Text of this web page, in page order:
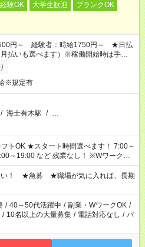
験OK 大学生歓迎
ブランクOK
円～ 経験者：時給1750円～ ★日払
払いも選べます）※稼働開始時は手続き
ります。
※規定有
/ 海士有木駅 / …
ます！ 7:00～
など 残業なし！ ※Wワークの
せ週40時間超の就業はご案内できませ
時間以上勤務は社会保険への加入対象
法（日雇い派遣の原則禁止）により、
ご案内が難しい場合があります
い！ ★急募 ★職場が気に入れば、長期
/ 40～50代活躍中 / 副業・WワークOK /
/ 10名以上の大量募集 / 電話対応なし / パ